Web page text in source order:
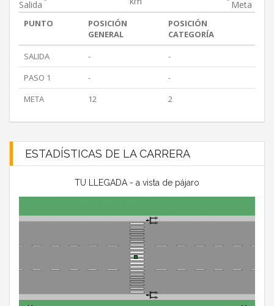
Salida Meta
PUNTO
POSICIÓN
GENERAL
POSICIÓN
CATEGORÍA
SALIDA
-
-
PASO 1
-
-
META
12 2
ESTADÍSTICAS DE LA CARRERA
TU LLEGADA - a vista de pájaro